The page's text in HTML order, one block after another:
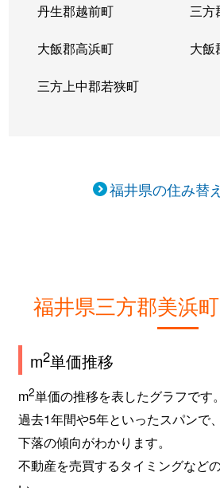
丹生郡越前町 三方
大飯郡高浜町 大飯
三方上中郡若狭町
福井県の住み替
福井県三方郡美浜
m2単価推移
m2単価の推移を表したグラフです。
過去1年間や5年といったスパンで
下落の傾向がわかります。
不動産を売買するタイミングなど